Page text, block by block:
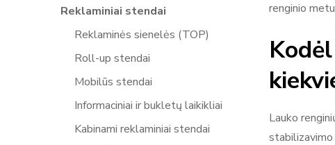
Reklaminiai stendai
Reklaminės sienelės (TOP)
Roll-up stendai
Mobilūs stendai
Informaciniai ir bukletų laikikliai
Kabinami reklaminiai stendai
renginio
Lauko
stabilizavimo